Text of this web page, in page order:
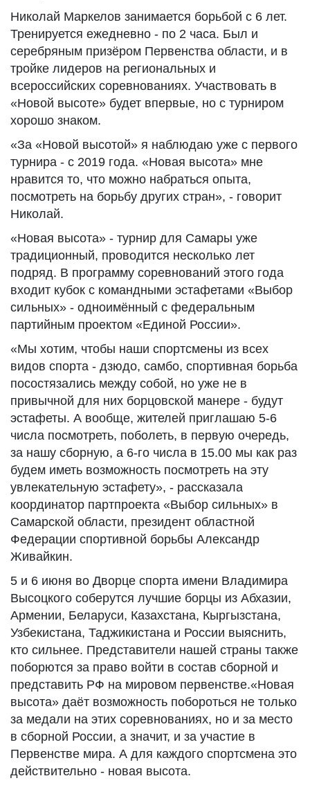
Николай Маркелов занимается борьбой с 6 лет.
Тренируется ежедневно - по 2 часа. Был и
серебряным призёром Первенства области, и в
тройке лидеров на региональных и
всероссийских соревнованиях. Участвовать в
«Новой высоте» будет впервые, но с турниром
хорошо знаком.
«За «Новой высотой» я наблюдаю уже с первого
турнира - с 2019 года. «Новая высота» мне
нравится то, что можно набраться опыта,
посмотреть на борьбу других стран», - говорит
Николай.
«Новая высота» - турнир для Самары уже
традиционный, проводится несколько лет
подряд. В программу соревнований этого года
входит кубок с командными эстафетами «Выбор
сильных» - одноимённый с федеральным
партийным проектом «Единой России».
«Мы хотим, чтобы наши спортсмены из всех
видов спорта - дзюдо, самбо, спортивная борьба
посостязались между собой, но уже не в
привычной для них борцовской манере - будут
эстафеты. А вообще, жителей приглашаю 5-6
числа посмотреть, поболеть, в первую очередь,
за нашу сборную, а 6-го числа в 15.00 мы как раз
будем иметь возможность посмотреть на эту
увлекательную эстафету», - рассказала
координатор партпроекта «Выбор сильных» в
Самарской области, президент областной
Федерации спортивной борьбы Александр
Живайкин.
5 и 6 июня во Дворце спорта имени Владимира
Высоцкого соберутся лучшие борцы из Абхазии,
Армении, Беларуси, Казахстана, Кыргызстана,
Узбекистана, Таджикистана и России выяснить,
кто сильнее. Представители нашей страны также
поборются за право войти в состав сборной и
представить РФ на мировом первенстве.«Новая
высота» даёт возможность побороться не только
за медали на этих соревнованиях, но и за место
в сборной России, а значит, и за участие в
Первенстве мира. А для каждого спортсмена это
действительно - новая высота.